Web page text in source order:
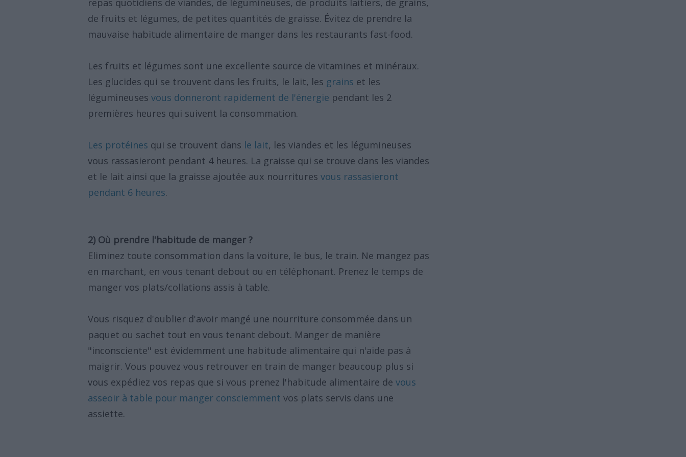
repas quotidiens de viandes, de légumineuses, de produits laitiers, de grains,
de fruits et légumes, de petites quantités de graisse. Évitez de prendre la
mauvaise habitude alimentaire de manger dans les restaurants fast-food.
Les fruits et légumes sont une excellente source de vitamines et minéraux.
Les glucides qui se trouvent dans les fruits, le lait, les grains et les
légumineuses vous donneront rapidement de l'énergie pendant les 2
premières heures qui suivent la consommation.
Les protéines qui se trouvent dans le lait, les viandes et les légumineuses
vous rassasieront pendant 4 heures. La graisse qui se trouve dans les viandes
et le lait ainsi que la graisse ajoutée aux nourritures vous rassasieront
pendant 6 heures.
2) Où prendre l'habitude de manger ?
Eliminez toute consommation dans la voiture, le bus, le train. Ne mangez pas
en marchant, en vous tenant debout ou en téléphonant. Prenez le temps de
manger vos plats/collations assis à table.
Vous risquez d'oublier d'avoir mangé une nourriture consommée dans un
paquet ou sachet tout en vous tenant debout. Manger de manière
"inconsciente" est évidemment une habitude alimentaire qui n'aide pas à
maigrir. Vous pouvez vous retrouver en train de manger beaucoup plus si
vous expédiez vos repas que si vous prenez l'habitude alimentaire de vous
asseoir à table pour manger consciemment vos plats servis dans une
assiette.